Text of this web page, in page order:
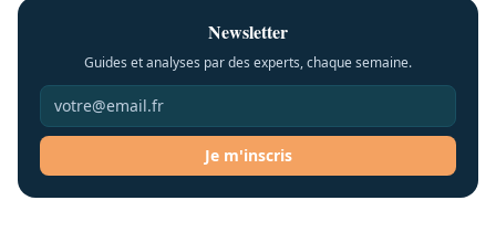
Newsletter
Guides et analyses par des experts, chaque semaine.
Je m'inscris